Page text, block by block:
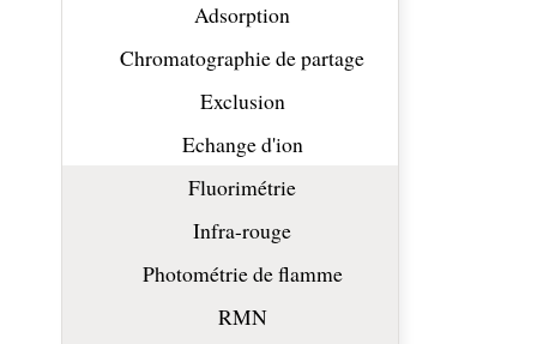
Adsorption
Chromatographie de partage
Exclusion
Echange d'ion
Fluorimétrie
Infra-rouge
Photométrie de flamme
RMN